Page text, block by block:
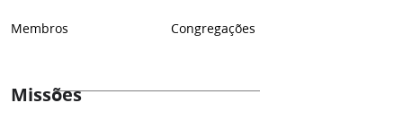
Membros Congregações
Missões